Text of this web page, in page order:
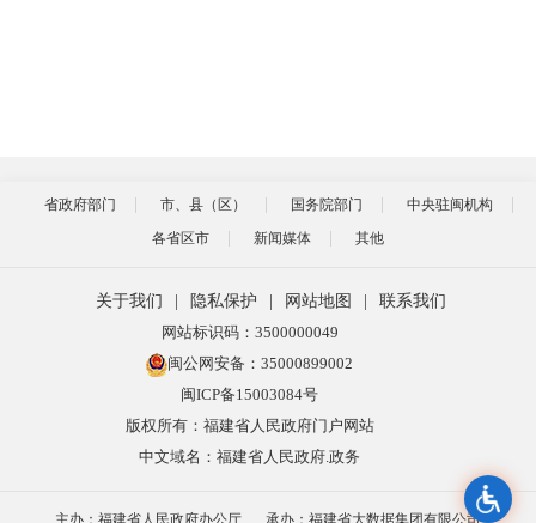
省政府部门 市、县（区） 国务院部门
中央驻闽机构
各省区市
新闻媒体 其他
关于我们 隐私保护 网站地图
联系我们
网站标识码：3500000049
闽公网安备：35000899002
闽ICP备15003084号
版权所有：福建省人民政府门户网站
中文域名：福建省人民政府.政务
主办：福建省人民政府办公厅 承办：福建省大数据集团有限公司